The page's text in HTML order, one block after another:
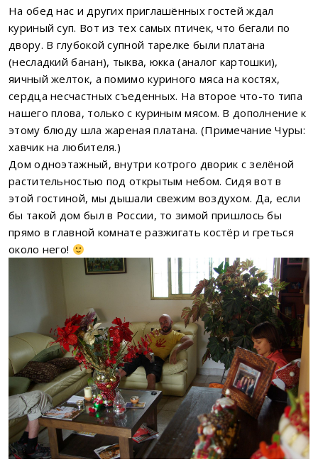
На обед нас и других приглашённых гостей ждал
куриный суп. Вот из тех самых птичек, что бегали по
двору. В глубокой супной тарелке были платана
(несладкий банан), тыква, юкка (аналог картошки),
яичный желток, а помимо куриного мяса на костях,
сердца несчастных съеденных. На второе что-то типа
нашего плова, только с куриным мясом. В дополнение к
этому блюду шла жареная платана. (Примечание Чуры:
хавчик на любителя.)
Дом одноэтажный, внутри котрого дворик с зелёной
растительностью под открытым небом. Сидя вот в
этой гостиной, мы дышали свежим воздухом. Да, если
бы такой дом был в России, то зимой пришлось бы
прямо в главной комнате разжигать костёр и греться
около него!